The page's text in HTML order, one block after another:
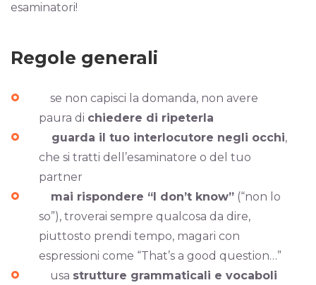
esaminatori!
Regole generali
se non capisci la domanda, non avere
paura di chiedere di ripeterla
guarda il tuo interlocutore negli occhi,
che si tratti dell’esaminatore o del tuo
partner
mai rispondere “I don’t know”(“non lo
so”), troverai sempre qualcosa da dire,
piuttosto prendi tempo, magari con
espressioni come “That’s a good question…”
usa strutture grammaticali e vocaboli